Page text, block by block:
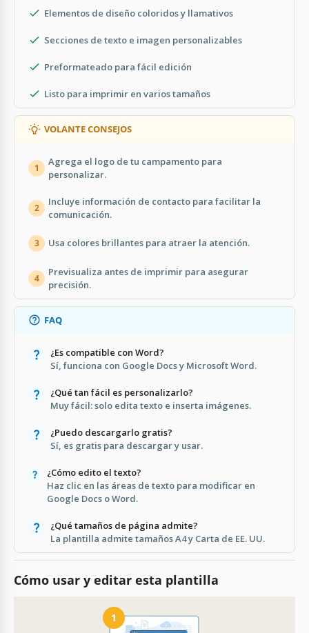
Elementos de diseño coloridos y llamativos
Secciones de texto e imagen personalizables
Preformateado para fácil edición
Listo para imprimir en varios tamaños
VOLANTE CONSEJOS
1
Agrega el logo de tu campamento para
personalizar.
2
Incluye información de contacto para facilitar la
comunicación.
3 Usa colores brillantes para atraer la atención.
4
Previsualiza antes de imprimir para asegurar
precisión.
FAQ
¿Es compatible con Word?
Sí, funciona con Google Docs y Microsoft Word.
¿Qué tan fácil es personalizarlo?
Muy fácil: solo edita texto e inserta imágenes.
¿Puedo descargarlo gratis?
Sí, es gratis para descargar y usar.
¿Cómo edito el texto?
Haz clic en las áreas de texto para modificar en
Google Docs o Word.
¿Qué tamaños de página admite?
La plantilla admite tamaños A4 y Carta de EE. UU.
Cómo usar y editar esta plantilla
1